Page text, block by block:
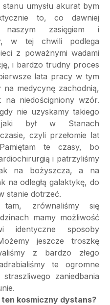
stanu umysłu akurat bym
to, co dawniej
zasięgiem i
w tej chwili podlega
z poważnymi wadami
i bardzo trudny proces
lata pracy w tym
medycynę zachodnią,
na niedościgniony wzór.
nie uzyskamy takiego
jaki był w Stanach
czyli przełomie lat
te czasy, bo
i patrzyliśmy
na bożyszcza, a na
na odległą galaktykę, do
stanie dotrzeć.
tam, zrównaliśmy się
mamy możliwość
identyczne sposoby
jeszcze troszkę
z bardzo złego
te ogromne
zaniedbania
kosmiczny dystans?